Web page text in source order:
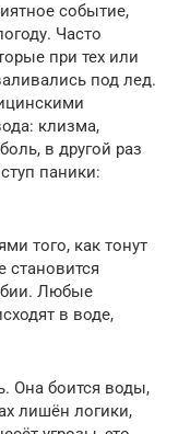
событие,
Часто
при тех или
под лед.
клизма,
в другой раз
паники:
того, как тонут
становится
Любые
в воде,
Она боится воды,
лишён логики,